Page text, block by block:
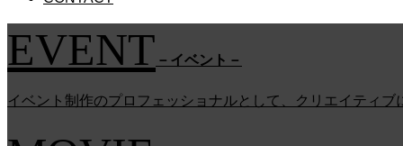
EVENT －イベント－
イベント制作のプロフェッショナルとして、クリエイティブ